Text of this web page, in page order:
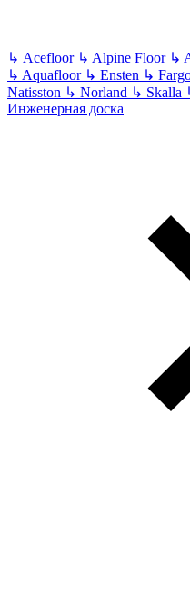
↳ Acefloor ↳ Alpine Floor ↳
↳ Aquafloor ↳ Ensten ↳
Natisston ↳ Norland ↳ Skalla
Инженерная доска